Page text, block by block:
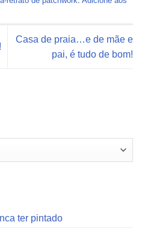
Casa de praia…e de mãe e
pai, é tudo de bom!
ter pintado